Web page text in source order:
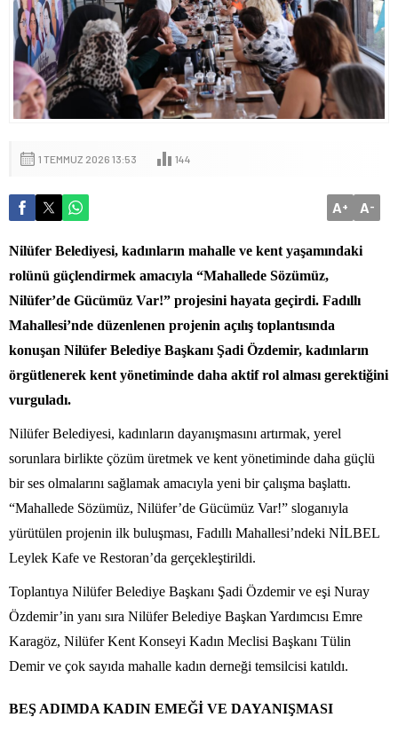
1 TEMMUZ 2026 13:53 144
A+ A-
Nilüfer Belediyesi, kadınların mahalle ve kent yaşamındaki
rolünü güçlendirmek amacıyla “Mahallede Sözümüz,
Nilüfer’de Gücümüz Var!” projesini hayata geçirdi. Fadıllı
Mahallesi’nde düzenlenen projenin açılış toplantısında
konuşan Nilüfer Belediye Başkanı Şadi Özdemir, kadınların
örgütlenerek kent yönetiminde daha aktif rol alması gerektiğini
vurguladı.
Nilüfer Belediyesi, kadınların dayanışmasını artırmak, yerel
sorunlara birlikte çözüm üretmek ve kent yönetiminde daha güçlü
bir ses olmalarını sağlamak amacıyla yeni bir çalışma başlattı.
“Mahallede Sözümüz, Nilüfer’de Gücümüz Var!” sloganıyla
yürütülen projenin ilk buluşması, Fadıllı Mahallesi’ndeki NİLBEL
Leylek Kafe ve Restoran’da gerçekleştirildi.
Toplantıya Nilüfer Belediye Başkanı Şadi Özdemir ve eşi Nuray
Özdemir’in yanı sıra Nilüfer Belediye Başkan Yardımcısı Emre
Karagöz, Nilüfer Kent Konseyi Kadın Meclisi Başkanı Tülin
Demir ve çok sayıda mahalle kadın derneği temsilcisi katıldı.
BEŞ ADIMDA KADIN EMEĞİ VE DAYANIŞMASI